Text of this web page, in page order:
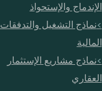
الإندماج والإستحواذ
نماذج التشغيل والتدفقات
المالية
نماذج مشاريع الإستثمار
العقاري